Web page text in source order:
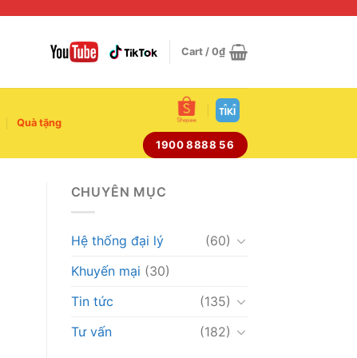
Cart / 0₫
Quà tặng
1900 8888 56
CHUYÊN MỤC
Hệ thống đại lý
(60)
Khuyến mại (30)
Tin tức
(135)
Tư vấn
(182)